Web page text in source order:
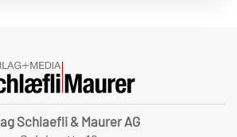
Schlaefli & Maurer AG